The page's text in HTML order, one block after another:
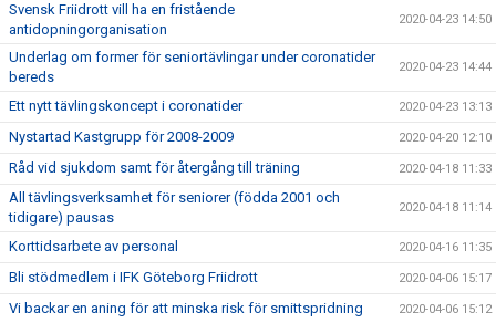
Svensk Friidrott vill ha en fristående
antidopningorganisation
2020-04-23 14:50
Underlag om former för seniortävlingar under coronatider
bereds
2020-04-23 14:44
Ett nytt tävlingskoncept i coronatider 2020-04-23 13:13
Nystartad Kastgrupp för 2008-2009 2020-04-20 12:10
Råd vid sjukdom samt för återgång till träning 2020-04-18 11:33
All tävlingsverksamhet för seniorer (födda 2001 och
tidigare) pausas
2020-04-18 11:14
Korttidsarbete av personal 2020-04-16 11:35
Bli stödmedlem i IFK Göteborg Friidrott 2020-04-06 15:17
Vi backar en aning för att minska risk för smittspridning 2020-04-06 15:12